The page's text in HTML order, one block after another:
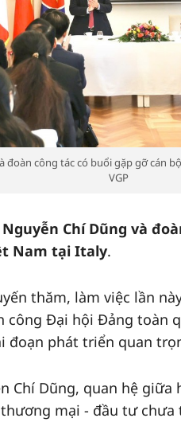
đoàn công tác có buổi gặp gỡ cán
VGP
Chí Dũng và
Nam tại Italy.
thăm, làm việc lần
công Đại hội Đảng toàn
đoạn phát triển quan
Chí Dũng, quan hệ
mại - đầu tư